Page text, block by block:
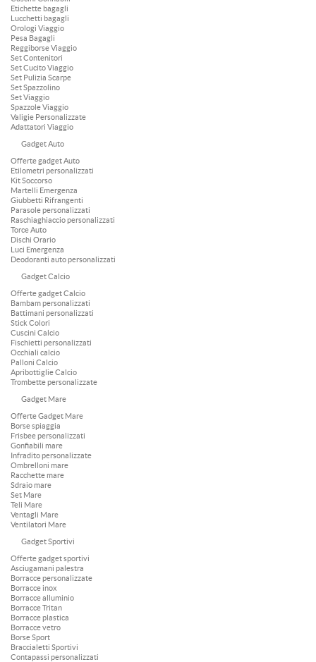
Etichette bagagli
Lucchetti bagagli
Orologi Viaggio
Pesa Bagagli
Reggiborse Viaggio
Set Contenitori
Set Cucito Viaggio
Set Pulizia Scarpe
Set Spazzolino
Set Viaggio
Spazzole Viaggio
Valigie Personalizzate
Adattatori Viaggio
Gadget Auto
Offerte gadget Auto
Etilometri personalizzati
Kit Soccorso
Martelli Emergenza
Giubbetti Rifrangenti
Parasole personalizzati
Raschiaghiaccio personalizzati
Torce Auto
Dischi Orario
Luci Emergenza
Deodoranti auto personalizzati
Gadget Calcio
Offerte gadget Calcio
Bambam personalizzati
Battimani personalizzati
Stick Colori
Cuscini Calcio
Fischietti personalizzati
Occhiali calcio
Palloni Calcio
Apribottiglie Calcio
Trombette personalizzate
Gadget Mare
Offerte Gadget Mare
Borse spiaggia
Frisbee personalizzati
Gonfiabili mare
Infradito personalizzate
Ombrelloni mare
Racchette mare
Sdraio mare
Set Mare
Teli Mare
Ventagli Mare
Ventilatori Mare
Gadget Sportivi
Offerte gadget sportivi
Asciugamani palestra
Borracce personalizzate
Borracce inox
Borracce alluminio
Borracce Tritan
Borracce plastica
Borracce vetro
Borse Sport
Braccialetti Sportivi
Contapassi personalizzati